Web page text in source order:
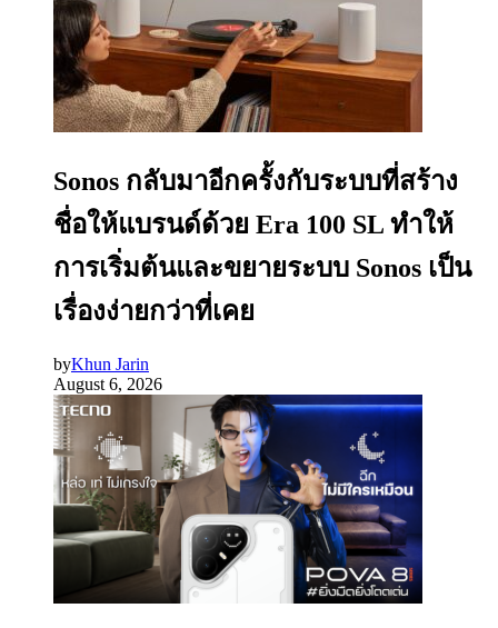
Sonos กลับมาอีกครั้งกับระบบที่สร้าง
ชื่อให้แบรนด์ด้วย Era 100 SL ทำให้
การเริ่มต้นและขยายระบบ Sonos เป็น
เรื่องง่ายกว่าที่เคย
byKhun Jarin
August 6, 2026